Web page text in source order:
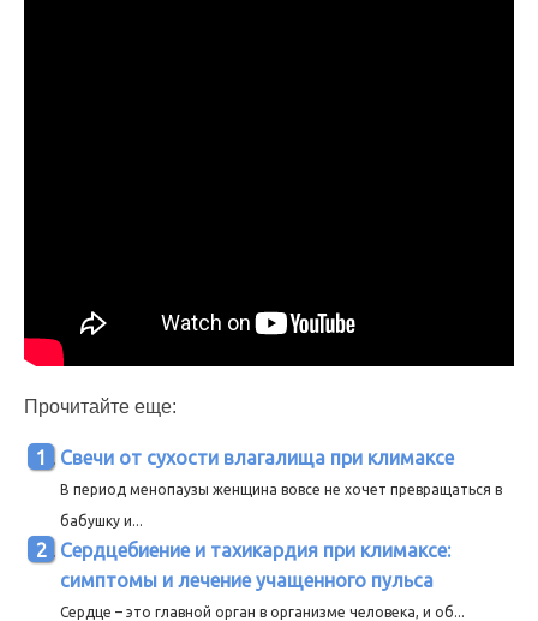
Прочитайте еще:
Свечи от сухости влагалища при климаксе
В период менопаузы женщина вовсе не хочет превращаться в
бабушку и...
Сердцебиение и тахикардия при климаксе:
симптомы и лечение учащенного пульса
Сердце – это главной орган в организме человека, и об...